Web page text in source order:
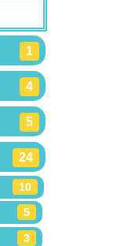
1
4
5
24
10
5
3